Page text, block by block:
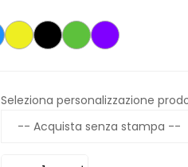
Seleziona personalizzazione